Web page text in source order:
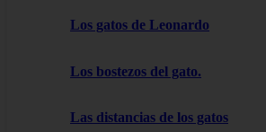
Los gatos de Leonardo
Los bostezos del gato.
Las distancias de los gatos